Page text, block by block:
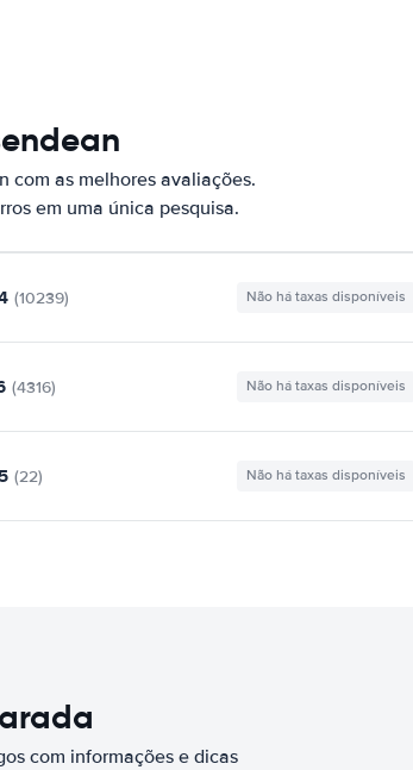
com as melhores avaliações.
em uma única pesquisa.
(10239) Não há taxas disponíveis
(4316) Não há taxas disponíveis
(22) Não há taxas disponíveis
com informações e dicas